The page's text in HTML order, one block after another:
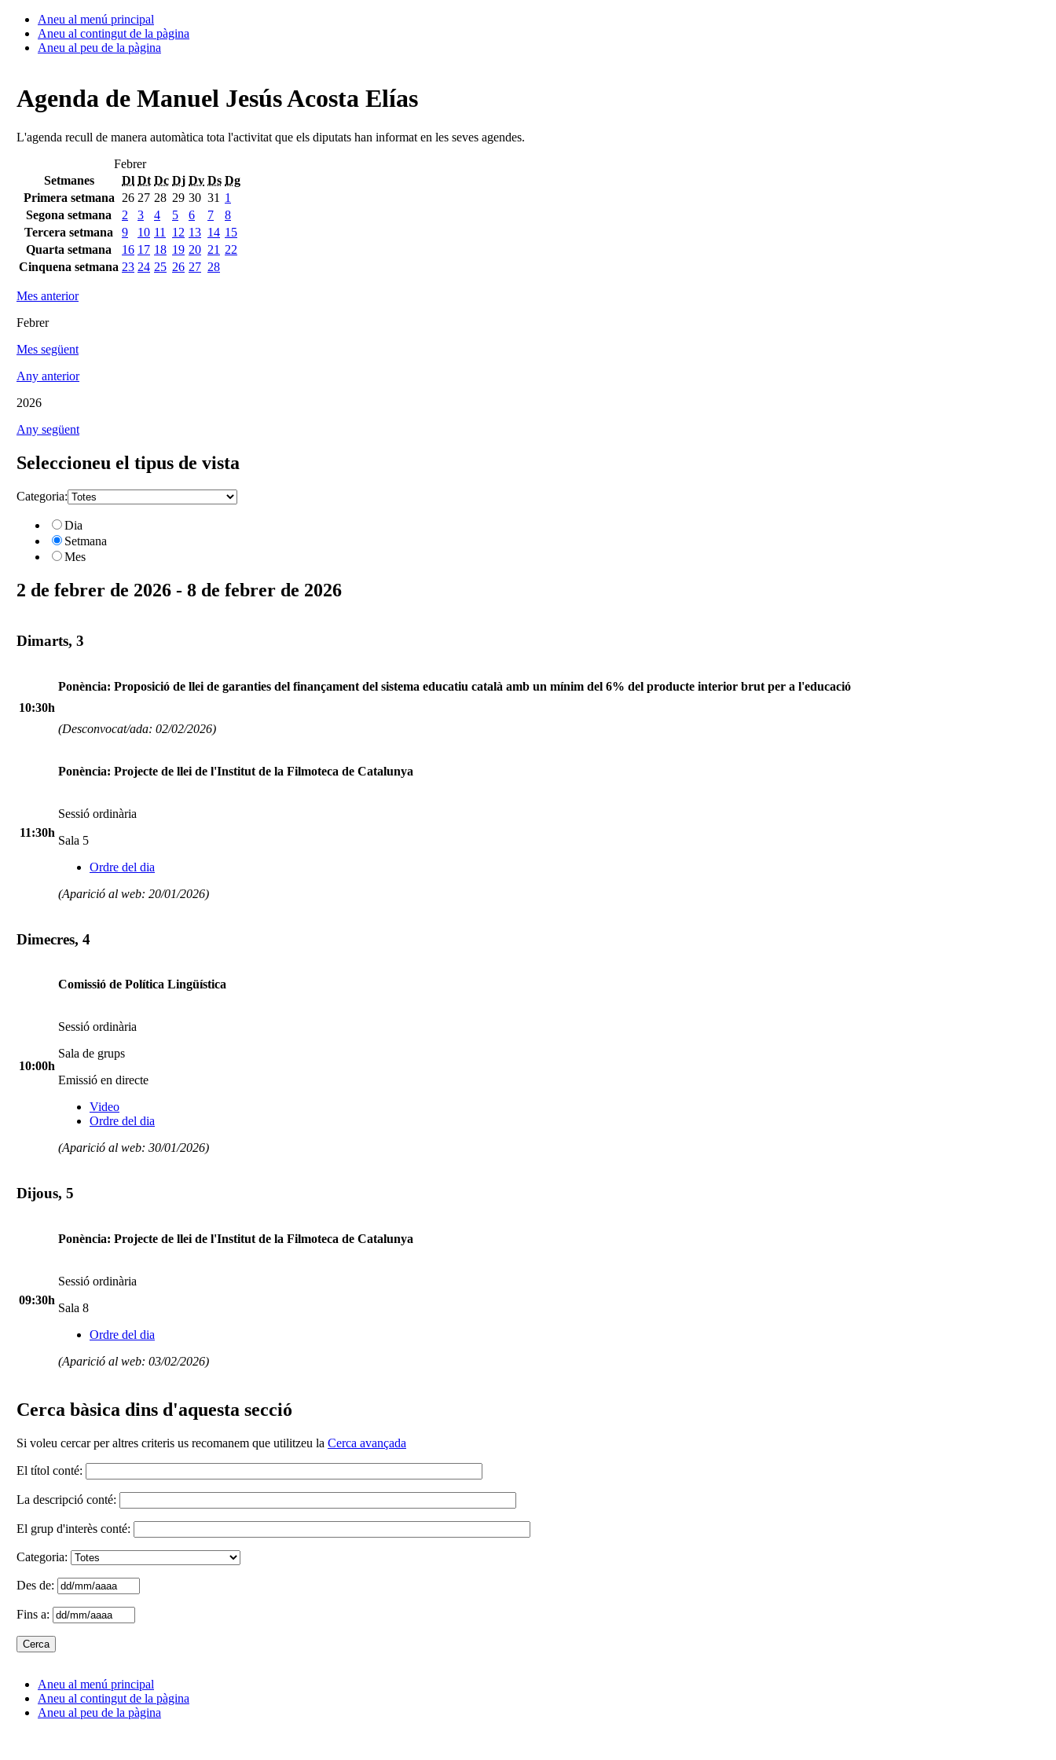
Aneu al menú principal
Aneu al contingut de la pàgina
Aneu al peu de la pàgina
Agenda de Manuel Jesús Acosta Elías
L'agenda recull de manera automàtica tota l'activitat que els diputats han informat en les seves agendes.
Febrer
Setmanes
Dl Dt Dc Dj Dv Ds Dg
Primera setmana
26 27 28 29 30 31 1
Segona setmana
2 3 4 5 6 7
8
Tercera setmana
9 10 11 12 13 14 15
Quarta setmana
16 17 18 19 20 21 22
Cinquena setmana 23 24 25 26 27 28
Mes anterior
Febrer
Mes següent
Any anterior
2026
Any següent
Seleccioneu el tipus de vista
Categoria:
Dia
Setmana
Mes
2 de febrer de 2026 - 8 de febrer de 2026
Dimarts, 3
10:30h
Ponència: Proposició de llei de garanties del finançament del sistema educatiu català amb un mínim del 6% del producte interior brut per a l'educació
(Desconvocat/ada: 02/02/2026)
11:30h
Ponència: Projecte de llei de l'Institut de la Filmoteca de Catalunya
Sessió ordinària
Sala 5
Ordre del dia
(Aparició al web: 20/01/2026)
Dimecres, 4
10:00h
Comissió de Política Lingüística
Sessió ordinària
Sala de grups
Emissió en directe
Video
Ordre del dia
(Aparició al web: 30/01/2026)
Dijous, 5
09:30h
Ponència: Projecte de llei de l'Institut de la Filmoteca de Catalunya
Sessió ordinària
Sala 8
Ordre del dia
(Aparició al web: 03/02/2026)
Cerca bàsica dins d'aquesta secció
Si voleu cercar per altres criteris us recomanem que utilitzeu la Cerca avançada
El títol conté:
La descripció conté:
El grup d'interès conté:
Categoria:
Des de:
Fins a:
Aneu al menú principal
Aneu al contingut de la pàgina
Aneu al peu de la pàgina